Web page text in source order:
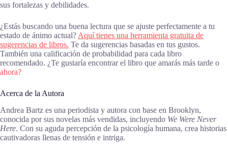
sus fortalezas y debilidades.
¿Estás buscando una buena lectura que se ajuste perfectamente a tu
estado de ánimo actual? Aquí tienes una herramienta gratuita de
sugerencias de libros. Te da sugerencias basadas en tus gustos.
También una calificación de probabilidad para cada libro
recomendado. ¿Te gustaría encontrar el libro que amarás más tarde o
ahora?
Acerca de la Autora
Andrea Bartz es una periodista y autora con base en Brooklyn,
conocida por sus novelas más vendidas, incluyendo We Were Never
Here. Con su aguda percepción de la psicología humana, crea historias
cautivadoras llenas de tensión e intriga.